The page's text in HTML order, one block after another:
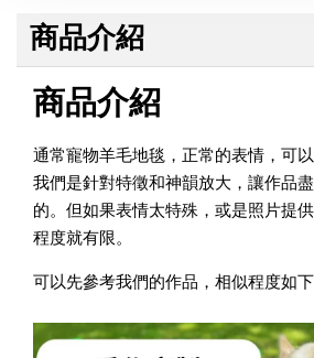
商品介紹
商品介紹
通常寵物羊毛地毯，正常的表情，可
我們是針對特徵和神韻放大，讓作品
的。但如果表情太特殊，或是照片提
程度就有限。
可以先參考我們的作品，相似程度如